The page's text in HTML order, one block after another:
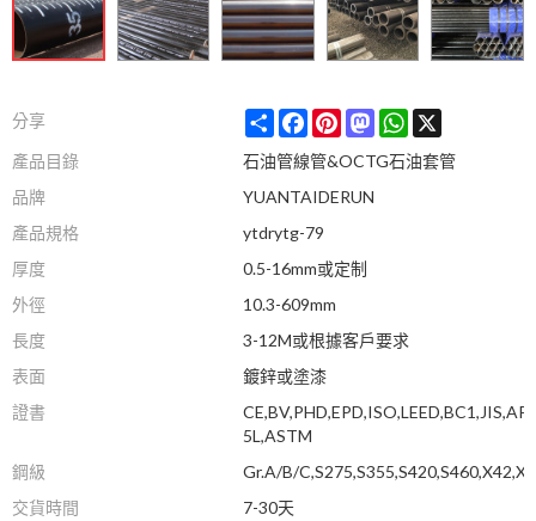
分享 ShareFacebookPinterestMastodonWhatsApp
X
產品目錄
石油管線管&OCTG石油套管
品牌
YUANTAIDERUN
產品規格
ytdrytg-79
厚度
0.5-16mm或定制
外徑
10.3-609mm
長度
3-12M或根據客戶要求
表面
鍍鋅或塗漆
證書
CE,BV,PHD,EPD,ISO,LEED,BC1,JIS,API
5L,ASTM
鋼級
Gr.A/B/
交貨時間
7-30天